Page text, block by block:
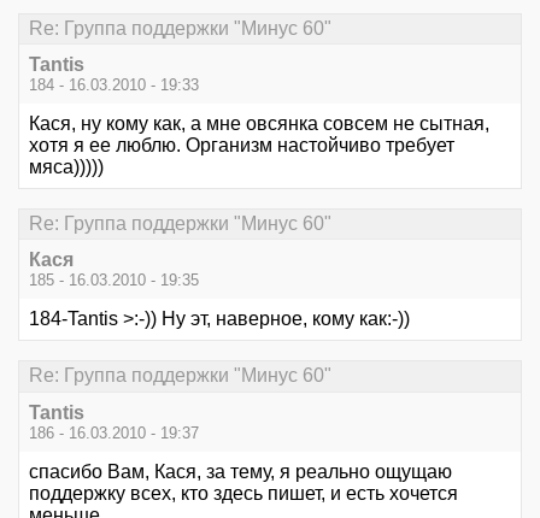
Re: Группа поддержки "Минус 60"
Tantis
184 - 16.03.2010 - 19:33
Кася, ну кому как, а мне овсянка совсем не сытная,
хотя я ее люблю. Организм настойчиво требует
мяса)))))
Re: Группа поддержки "Минус 60"
Кася
185 - 16.03.2010 - 19:35
184-Tantis >:-)) Ну эт, наверное, кому как:-))
Re: Группа поддержки "Минус 60"
Tantis
186 - 16.03.2010 - 19:37
спасибо Вам, Кася, за тему, я реально ощущаю
поддержку всех, кто здесь пишет, и есть хочется